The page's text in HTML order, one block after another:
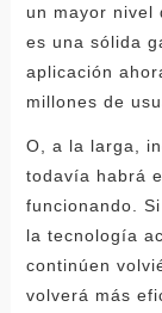
un mayor nivel
es una sólida
aplicación
millones de
O, a la larga,
todavía habrá
funcionando.
la tecnología
continúen
volverá más